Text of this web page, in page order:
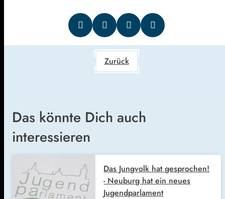
Zurück
Das könnte Dich auch
interessieren
Das Jungvolk hat gesprochen!
- Neuburg hat ein neues
Jugendparlament